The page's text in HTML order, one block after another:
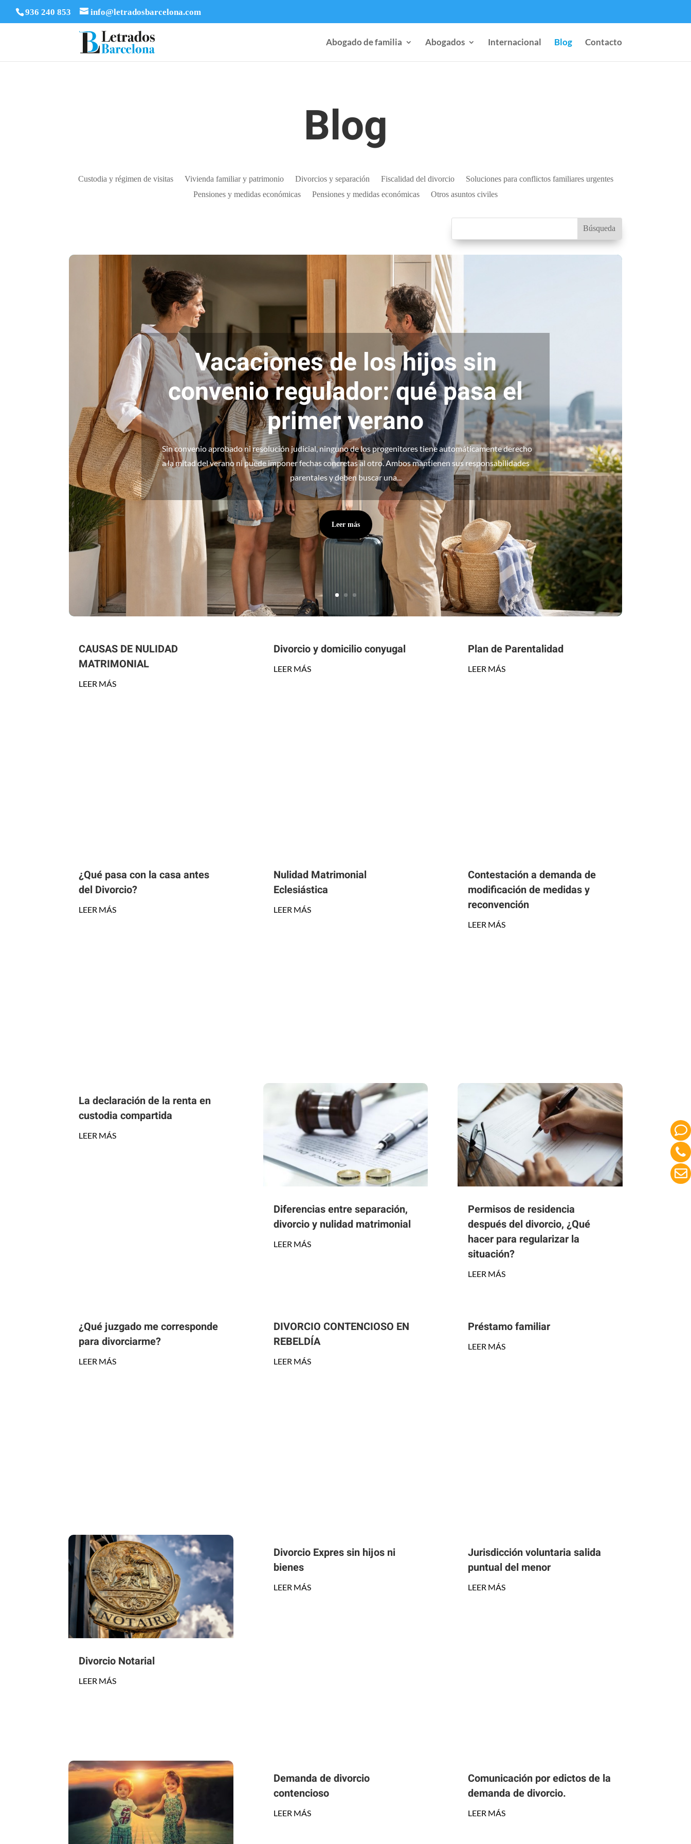
936 240 853 info@letradosbarcelona.com
Abogado de familia Abogados Internacional Blog Contacto
Blog
Custodia y régimen de visitas Vivienda familiar y patrimonio Divorcios y separación Fiscalidad del divorcio
Soluciones para conflictos familiares urgentes
Pensiones y medidas económicas
Pensiones y medidas económicas Otros asuntos civiles
Vacaciones de los hijos sin
convenio regulador: qué pasa el
primer verano
Sin convenio aprobado ni resolución judicial, ninguno de los progenitores tiene automáticamente derecho
a la mitad del verano ni puede imponer fechas concretas al otro. Ambos mantienen sus responsabilidades
parentales y deben buscar una...
Leer más
CAUSAS DE NULIDAD
MATRIMONIAL
LEER MÁS
¿Qué pasa con la casa antes
del Divorcio?
LEER MÁS
La declaración de la renta en
custodia compartida
LEER MÁS
¿Qué juzgado me corresponde
para divorciarme?
LEER MÁS
Divorcio Notarial
LEER MÁS
Divorcio y domicilio conyugal
LEER MÁS
Nulidad Matrimonial
Eclesiástica
LEER MÁS
Diferencias entre separación,
divorcio y nulidad matrimonial
LEER MÁS
DIVORCIO CONTENCIOSO EN
REBELDÍA
LEER MÁS
Divorcio Expres sin hijos ni
bienes
LEER MÁS
Demanda de divorcio
contencioso
LEER MÁS
Plan de Parentalidad
LEER MÁS
Contestación a demanda de
modificación de medidas y
reconvención
LEER MÁS
Permisos de residencia
después del divorcio, ¿Qué
hacer para regularizar la
situación?
LEER MÁS
Préstamo familiar
LEER MÁS
Jurisdicción voluntaria salida
puntual del menor
LEER MÁS
Comunicación por edictos de la
demanda de divorcio.
LEER MÁS